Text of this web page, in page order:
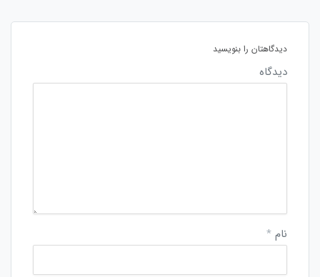
دیدگاهتان را بنویسید
دیدگاه
نام *